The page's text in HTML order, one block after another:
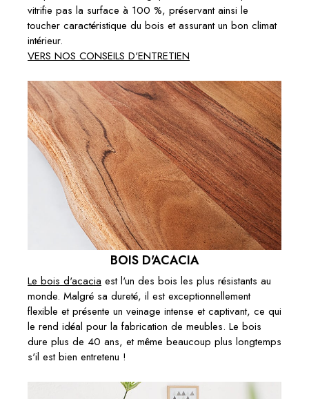
vitrifie pas la surface à 100 %, préservant ainsi le
toucher caractéristique du bois et assurant un bon climat
intérieur.
VERS NOS CONSEILS D'ENTRETIEN
BOIS D'ACACIA
Le bois d'acacia est l'un des bois les plus résistants au
monde. Malgré sa dureté, il est exceptionnellement
flexible et présente un veinage intense et captivant, ce qui
le rend idéal pour la fabrication de meubles. Le bois
dure plus de 40 ans, et même beaucoup plus longtemps
s'il est bien entretenu !